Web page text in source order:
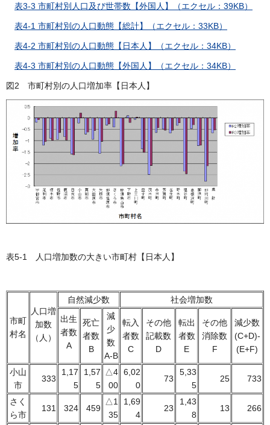
表3-3 市町村別人口及び世帯数【外国人】（エクセル：39KB）
表4-1 市町村別の人口動態【総計】（エクセル：33KB）
表4-2 市町村別の人口動態【日本人】（エクセル：34KB）
表4-3 市町村別の人口動態【外国人】（エクセル：34KB）
図2 市町村別の人口増加率【日本人】
表5-1 人口増加数の大きい市町村【日本人】
市町
村名
人口増
加数
（人）
自然減少数
社会増加数
出生
者数
A
死亡
者数
B
減
少
数
A-B
転入
者数
C
その他
記載数
D
転出
者数
E
その他
消除数
F
減少数
(C+D)-
(E+F)
小山
市
333
1,17
5
1,57
5
△4
00
6,02
0
73
5,33
5
25 733
さく
ら市
131 324 459
△1
35
1,69
4
23
1,43
8
13 266